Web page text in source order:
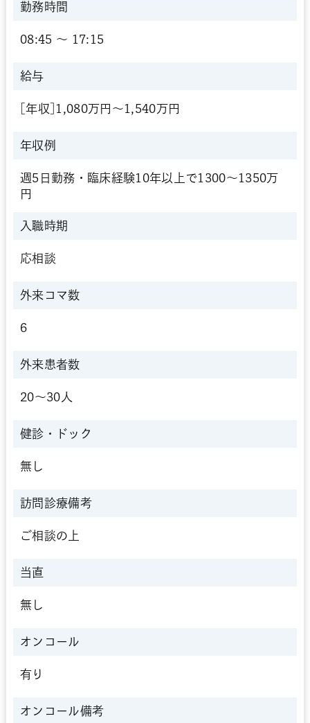
勤務時間
08:45 〜 17:15
給与
[年収]1,080万円～1,540万円
年収例
週5日勤務・臨床経験10年以上で1300～1350万
円
入職時期
応相談
外来コマ数
6
外来患者数
20～30人
健診・ドック
無し
訪問診療備考
ご相談の上
当直
無し
オンコール
有り
オンコール備考